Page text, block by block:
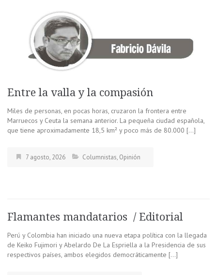
Entre la valla y la compasión
Miles de personas, en pocas horas, cruzaron la frontera entre
Marruecos y Ceuta la semana anterior. La pequeña ciudad española,
que tiene aproximadamente 18,5 km² y poco más de 80.000 […]
7 agosto, 2026 Columnistas, Opinión
Flamantes mandatarios / Editorial
Perú y Colombia han iniciado una nueva etapa política con la llegada
de Keiko Fujimori y Abelardo De La Espriella a la Presidencia de sus
respectivos países, ambos elegidos democráticamente […]